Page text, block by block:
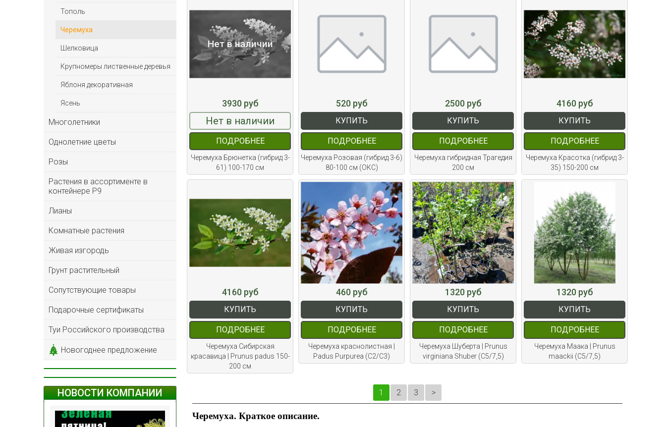
Тополь
Черемуха
Шелковица
Крупномеры лиственные деревья
Яблоня декоративная
Ясень
Многолетники
Однолетние цветы
Розы
Растения в ассортименте в
контейнере P9
Лианы
Комнатные растения
Живая изгородь
Грунт растительный
Сопутствующие товары
Подарочные сертификаты
Туи Российского производства
Новогоднее предложение
НОВОСТИ КОМПАНИИ
Нет в наличии
3930 руб
Нет в наличии
ПОДРОБНЕЕ
Черемуха Брюнетка (гибрид 3-
61) 100-170 см
520 руб
КУПИТЬ
ПОДРОБНЕЕ
Черемуха Розовая (гибрид 3-6)
80-100 см (ОКС)
2500 руб
КУПИТЬ
ПОДРОБНЕЕ
Черемуха гибридная Трагедия
200 см
4160 руб
КУПИТЬ
ПОДРОБНЕЕ
Черемуха Красотка (гибрид 3-
35) 150-200 см
4160 руб
КУПИТЬ
ПОДРОБНЕЕ
Черемуха Сибирская
красавица | Prunus padus 150-
200 см
460 руб
КУПИТЬ
ПОДРОБНЕЕ
Черемуха краснолистная |
Padus Purpurea (С2/С3)
1320 руб
КУПИТЬ
ПОДРОБНЕЕ
Черемуха Шуберта | Prunus
virginiana Shuber (С5/7,5)
1320 руб
КУПИТЬ
ПОДРОБНЕЕ
Черемуха Маака | Prunus
maackii (С5/7,5)
1 2 3
Черемуха. Краткое описание.